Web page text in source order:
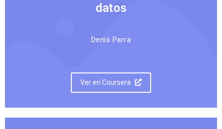
datos
Denis Parra
Ver en Coursera